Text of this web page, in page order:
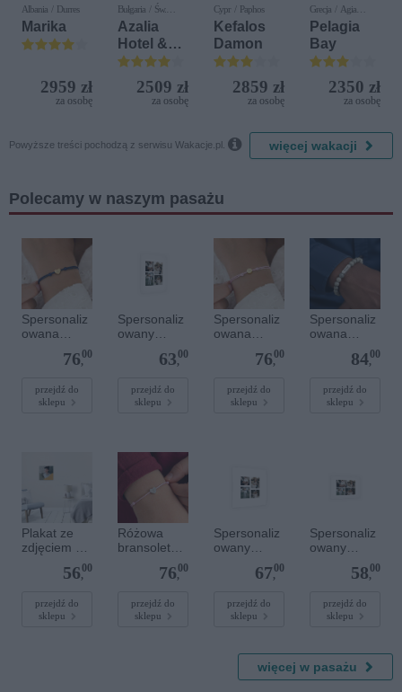
Albania / Durres
Marika
2959 zł
za osobę
Bułgaria / Św.
Konstantyn i Elena
Azalia
Hotel &
Spa
2509 zł
za osobę
Cypr / Paphos
Kefalos
Damon
2859 zł
za osobę
Grecja / Agia
Pelagia
Pelagia
Bay
2350 zł
za osobę
Powyższe treści pochodzą z serwisu Wakacje.pl.  więcej wakacji
Polecamy w naszym pasażu
Spersonaliz
owana
bransoletka
sznurkowa -
Złote serce
76,
00
przejdź do
sklepu
Spersonaliz
owany
plakat - 30 x
63,
00
przejdź do
sklepu
Spersonaliz
owana
bransoletka
sznurkowa -
Złote kółko
76,
00
przejdź do
sklepu
Spersonaliz
owana
bransoletka
szlachetnym
i - Szary - M
84,
00
przejdź do
sklepu
Plakat ze
zdjęciem 30
56,
00
przejdź do
sklepu
Różowa
bransoletka
dla dzieci -
owana -
Srebrne
76,
00
przejdź do
sklepu
Spersonaliz
owany
plakat - 40 x
67,
00
przejdź do
sklepu
Spersonaliz
owany
plakat - 30 x
58,
00
przejdź do
sklepu
więcej w pasażu